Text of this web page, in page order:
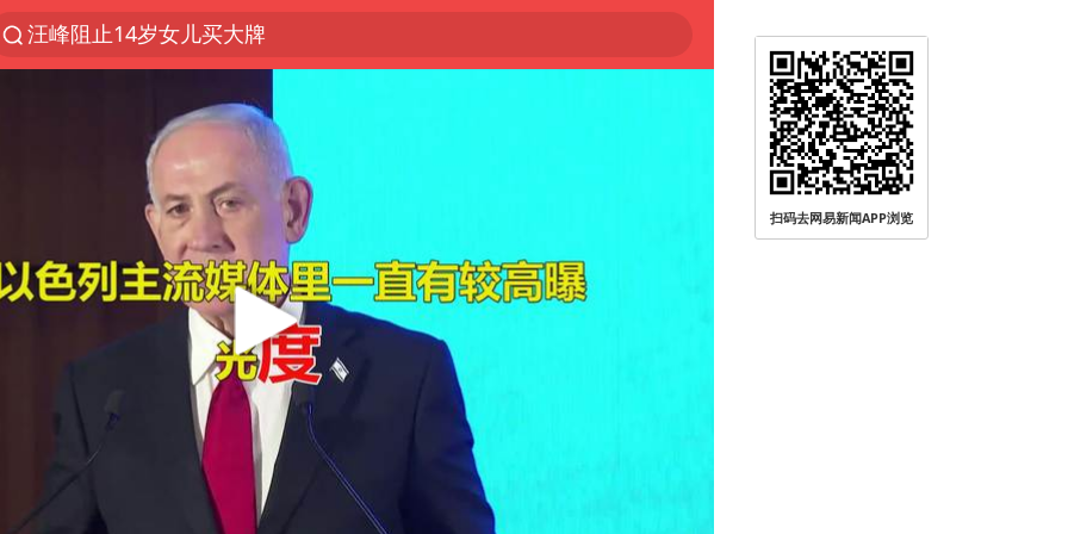
夜幕落下 运动上场
朱雨玲晋级WTT横滨冠军赛女单八强
27岁女子组织卖淫集团被悬赏通缉
美国将对多晶硅衍生品加征15%关税
泰国校园枪击案死亡人数升至7人
广岛核爆81周年央视播《奥本海默》
官方通报教师招聘笔试前13名被淘汰
女孩摆摊卖菌子时收到北大通知书
改名后的“青海拉面”店
泰高官回应中国人在泰遭歧视：全面调查
扫码去网易新闻APP浏览